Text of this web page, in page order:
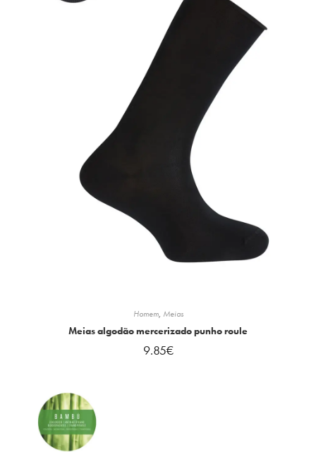
Homem, Meias
Meias algodão mercerizado punho roule
9.85€